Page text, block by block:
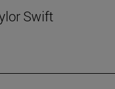
Swift